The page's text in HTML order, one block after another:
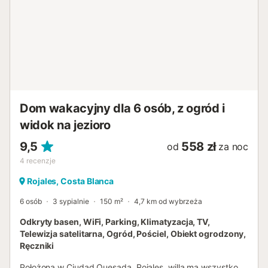
Dom wakacyjny dla 6 osób, z ogród i
widok na jezioro
9,5
4 recenzje
od 558 zł za noc
Rojales, Costa Blanca
6 osób 3 sypialnie 150 m² 4,7 km od wybrzeża
Odkryty basen, WiFi, Parking, Klimatyzacja, TV,
Telewizja satelitarna, Ogród, Pościel, Obiekt ogrodzony,
Ręczniki